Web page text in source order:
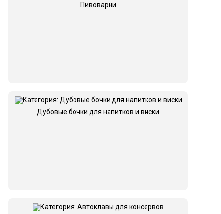
Пивоварни
Дубовые бочки для напитков и виски